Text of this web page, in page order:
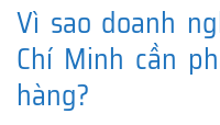
Vì sao doanh
Chí Minh cần
hàng?